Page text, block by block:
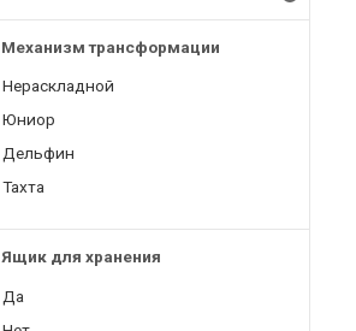
Механизм трансформации
Нераскладной
Юниор
Дельфин
Тахта
Ящик для хранения
Да